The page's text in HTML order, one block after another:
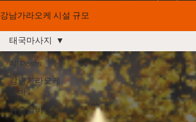
강남가라오케 시설 규모
All Posts
강남가라오케
알바
유흥알바
태국마사지